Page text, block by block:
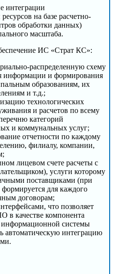
интеграции
на базе расчетно-
обработки данных)
масштаба.
ИС «Страт КС»:
распределенную схему
информации и формирования
образованиям, их
и т.д.;
технологических
и расчетов по всему
категорий
и коммунальных услуг;
отчетности по каждому
филиалу, компании,
лицевом счете расчеты с
услуги которому
поставщиками (при
формируется для каждого
договорам;
что позволяет
в качестве компонента
системы
автоматическую интеграцию